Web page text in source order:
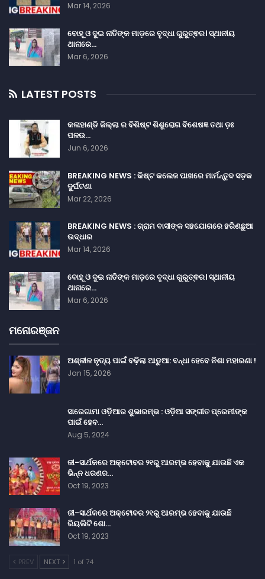
Mar 14, 2026
ବୋହୂ ଓ ଦୁଇ ନାତିଙ୍କ ମାଡ଼ରେ ବୃଦ୍ଧା ଗୁରୁତ୍ଵର। ସ୍ଥାନୀୟ
ଥାନାରେ…
Mar 6, 2026
LATEST POSTS
କଳାହାଣ୍ଡି ଜିଲ୍ଲା ର ବିଶିଷ୍ଟ ଶିଶୁରୋଗ ବିଶେଷଜ୍ଞ ତଥା ଡ଼ଃ
ପଳଉ…
Jun 6, 2026
BREAKING NEWS : କିଷ୍ଟ କଲେଜ ପାଖରେ ମାର୍ମନ୍ତୁଦ ସଡ଼କ
ଦୁର୍ଘଟଣା
Mar 22, 2026
BREAKING NEWS : ଗ୍ରାମ ବାସୀଙ୍କ ସହଯୋଗରେ ହରିଣଛୁଆ
ଉଦ୍ଧାର
Mar 14, 2026
ବୋହୂ ଓ ଦୁଇ ନାତିଙ୍କ ମାଡ଼ରେ ବୃଦ୍ଧା ଗୁରୁତ୍ଵର। ସ୍ଥାନୀୟ
ଥାନାରେ…
Mar 6, 2026
ମନୋରଞ୍ଜନ
ଅଶ୍ଳୀଳ ନୃତ୍ୟ ପାଇଁ ବଢ଼ିଲା ଆଡୁଆ: ବନ୍ଧା ହେବେ ନିଶା ମହାରଣା !
Jan 15, 2026
ସାରେଗାମା ଓଡ଼ିଆର ଶୁଭାରମ୍ଭ : ଓଡ଼ିଆ ସଙ୍ଗୀତ ପ୍ରେମୀଙ୍କ
ପାଇଁ ହେବ…
Aug 5, 2024
ଜୀ-ସାର୍ଥକରେ ଅକ୍ଟୋବର ୨୧ରୁ ଆରମ୍ଭ ହେବାକୁ ଯାଉଛି ଏକ
ଭିନ୍ନ ଧରଣର…
Oct 19, 2023
ଜୀ-ସାର୍ଥକରେ ଅକ୍ଟୋବର ୨୧ରୁ ଆରମ୍ଭ ହେବାକୁ ଯାଉଛି
ରିୟଲିଟି ଶୋ…
Oct 19, 2023
PREV NEXT 1 of 74